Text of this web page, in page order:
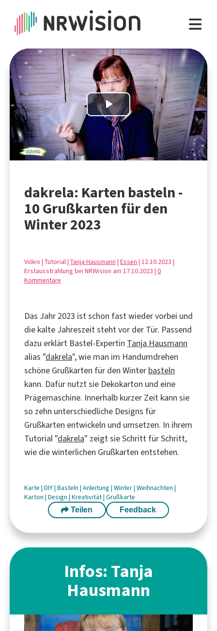
Play
Video
dakrela: Karten basteln -
10 Grußkarten für den
Winter 2023
Video | Tutorial | Tanja Hausmann | Essen | 12.10.2023 |
Erstausstrahlung bei NRWision am 17.10.2023 | 0
Kommentare
Das Jahr 2023 ist schon fast wieder vorbei und
die kalte Jahreszeit steht vor der Tür. Passend
dazu erklärt Bastel-Expertin Tanja Hausmann
alias "dakrela", wie man im Handumdrehen
schöne Grußkarten für den Winter basteln
kann. Dafür nutzt sie Dekokarton und eine
Prägemaschine. Innerhalb kurzer Zeit kann sie
so zehn unterschiedliche Designs für
Grußkarten entwickeln und umsetzen. In ihrem
Tutorial "dakrela" zeigt sie Schritt für Schritt,
wie die winterlichen Grußkarten entstehen.
Karte | DIY| Basteln | Anleitung | Winter| Weihnachten |
Karton | Design | Kreativität| Grußkarte
Teilen Feedback
Infos: Tanja
Hausmann